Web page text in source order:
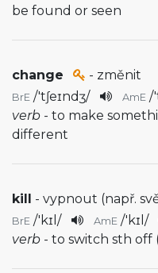
be found or seen
change - změnit
BrE /'tʃeɪndʒ/ AmE /
verb - to make
different
kill - vypnout (např.
BrE /'kɪl / AmE /'kɪl /
verb - to switch sth off